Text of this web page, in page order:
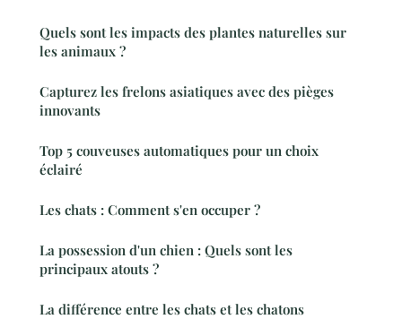
Quels sont les impacts des plantes naturelles sur
les animaux ?
Capturez les frelons asiatiques avec des pièges
innovants
Top 5 couveuses automatiques pour un choix
éclairé
Les chats : Comment s'en occuper ?
La possession d'un chien : Quels sont les
principaux atouts ?
La différence entre les chats et les chatons